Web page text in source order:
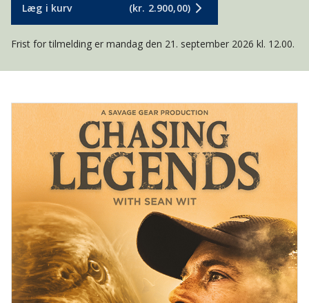
Læg i kurv (kr. 2.900,00)
Frist for tilmelding er mandag den 21. september 2026 kl. 12.00.